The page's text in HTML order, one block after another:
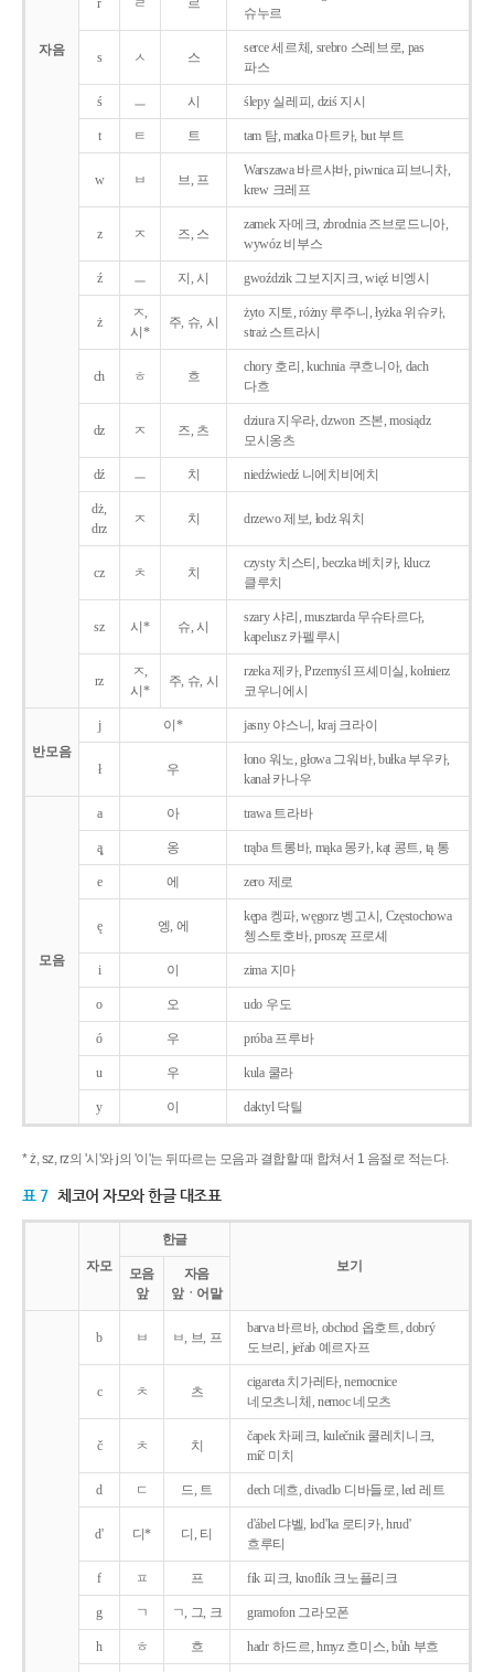
자음
r ㄹ 르
슈누르
s ㅅ 스
serce 세르체, srebro 스레브로, pas
파스
ś ㅡ 시 ślepy 실레피, dziś 지시
t ㅌ 트 tam 탐, matka 마트카, but 부트
w ㅂ 브, 프
Warszawa 바르샤바, piwnica 피브니차,
krew 크레프
z ㅈ 즈, 스
zamek 자메크, zbrodnia 즈브로드니아,
wywóz 비부스
ź ㅡ 지, 시 gwoździk 그보지지크, więź 비엥시
ż
ㅈ,
시*
주, 슈, 시
żyto 지토, różny 루주니, łyżka 위슈카,
straż 스트라시
ch ㅎ 흐
chory 호리, kuchnia 쿠흐니아, dach
다흐
dz ㅈ 즈, 츠
dziura 지우라, dzwon 즈본, mosiądz
모시옹츠
dź ㅡ 치 niedźwiedź 니에치비에치
dż,
drz
ㅈ 치 drzewo 제보, łodż 워치
cz ㅊ 치
czysty 치스티, beczka 베치카, klucz
클루치
sz 시* 슈, 시
szary 샤리, musztarda 무슈타르다,
kapelusz 카펠루시
rz
ㅈ,
시*
주, 슈, 시
rzeka 제카, Przemyśl 프셰미실, kołnierz
코우니에시
반모음
j 이* jasny 야스니, kraj 크라이
ł 우
łono 워노, głowa 그워바, bułka 부우카,
kanał 카나우
모음
a 아 trawa 트라바
ą̨ 옹 trąba 트롱바, mąka 몽카, kąt 콩트, tą 통
e 에 zero 제로
ę 엥, 에
kępa 켕파, węgorz 벵고시, Częstochowa
쳉스토호바, proszę 프로셰
i 이 zima 지마
o 오 udo 우도
ó 우 próba 프루바
u 우 kula 쿨라
y 이 daktyl 닥틸
* ż, sz, rz의 '시'와 j의 '이'는 뒤따르는 모음과 결합할 때 합쳐서 1 음절로 적는다.
표 7 체코어 자모와 한글 대조표
자모
한글
보기
모음
앞
자음
앞ㆍ어말
b ㅂ ㅂ, 브, 프
barva 바르바, obchod 옵호트, dobrý
도브리, jeřab 예르자프
c ㅊ 츠
cigareta 치가레타, nemocnice
네모츠니체, nemoc 네모츠
č ㅊ 치
čapek 차페크, kulečnik 쿨레치니크,
míč 미치
d ㄷ 드, 트 dech 데흐, divadlo 디바들로, led 레트
d' 디* 디, 티
d'ábel 댜벨, lod'ka 로티카, hrud'
흐루티
f ㅍ 프 fík 피크, knoflík 크노플리크
g ㄱ ㄱ, 그, 크 gramofon 그라모폰
h ㅎ 흐 hadr 하드르, hmyz 흐미스, bůh 부흐